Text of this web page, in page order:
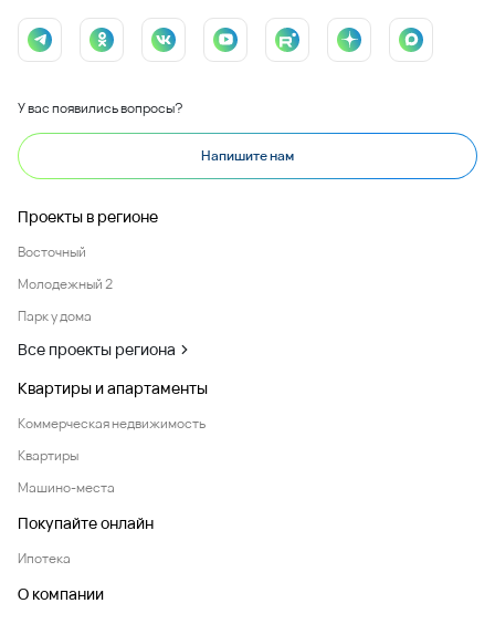
У вас появились вопросы?
Напишите нам
Проекты в регионе
Восточный
Молодежный 2
Парк у дома
Все проекты региона
Квартиры и апартаменты
Коммерческая недвижимость
Квартиры
Машино-места
Покупайте онлайн
Ипотека
О компании